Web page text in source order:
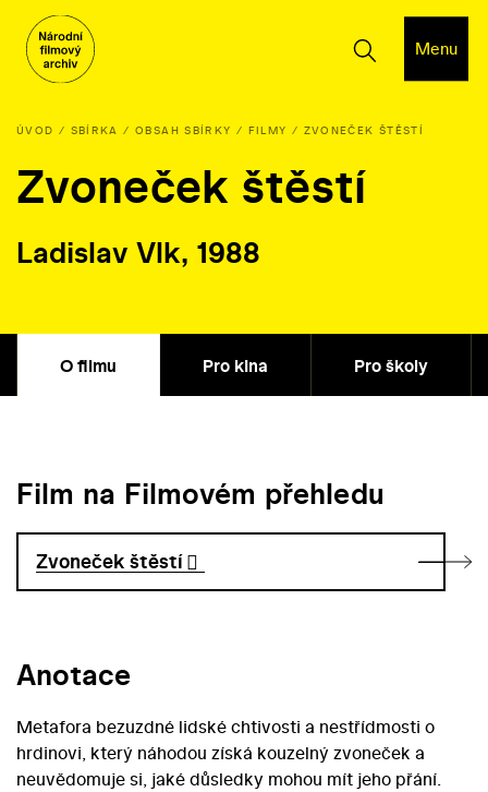
Menu
ÚVOD SBÍRKA OBSAH SBÍRKY FILMY ZVONEČEK ŠTĚSTÍ
Zvoneček štěstí
Ladislav Vlk, 1988
O filmu Pro kina Pro školy
Film na Filmovém přehledu
Zvoneček štěstí
Anotace
Metafora bezuzdné lidské chtivosti a nestřídmosti o
hrdinovi, který náhodou získá kouzelný zvoneček a
neuvědomuje si, jaké důsledky mohou mít jeho přání.